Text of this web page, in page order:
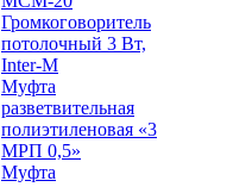
Громкоговоритель
потолочный 3 Вт,
Inter-M
Муфта
разветвительная
полиэтиленовая «3
МРП 0,5»
Муфта